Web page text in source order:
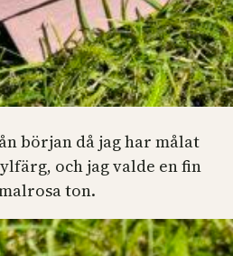
början då jag har målat
och jag valde en fin
ton.